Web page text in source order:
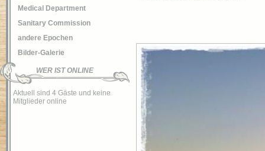
Medical Department
Sanitary Commission
andere Epochen
Bilder-Galerie
WER IST ONLINE
Aktuell sind 4 Gäste und keine
Mitglieder online